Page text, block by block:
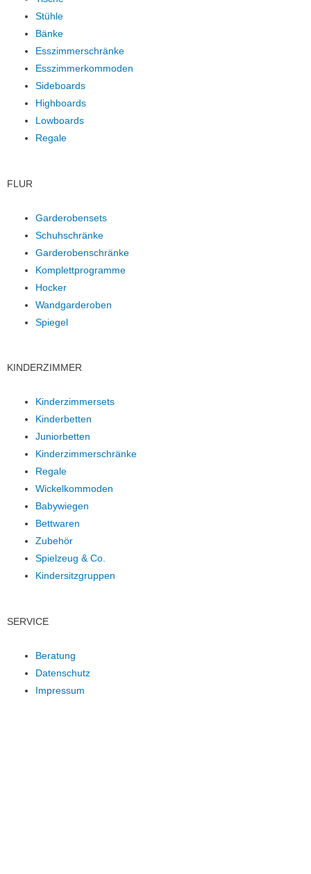
Stühle
Bänke
Esszimmerschränke
Esszimmerkommoden
Sideboards
Highboards
Lowboards
Regale
FLUR
Garderobensets
Schuhschränke
Garderobenschränke
Komplettprogramme
Hocker
Wandgarderoben
Spiegel
KINDERZIMMER
Kinderzimmersets
Kinderbetten
Juniorbetten
Kinderzimmerschränke
Regale
Wickelkommoden
Babywiegen
Bettwaren
Zubehör
Spielzeug & Co.
Kindersitzgruppen
SERVICE
Beratung
Datenschutz
Impressum